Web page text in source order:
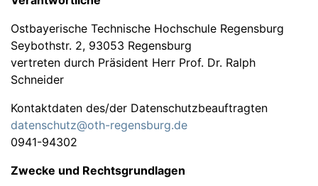
Ostbayerische Technische Hochschule Regensburg
Seybothstr. 2, 93053 Regensburg
vertreten durch Präsident Herr Prof. Dr. Ralph
Schneider
Kontaktdaten des/der Datenschutzbeauftragten
datenschutz@oth-regensburg.de
0941-94302
Zwecke und Rechtsgrundlagen